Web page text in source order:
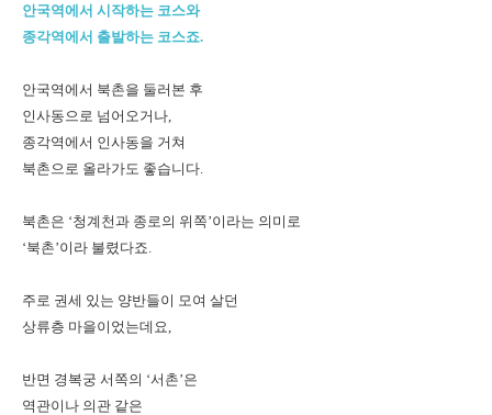
안국역에서 시작하는 코스와
종각역에서 출발하는 코스죠.
안국역에서 북촌을 둘러본 후
인사동으로 넘어오거나,
종각역에서 인사동을 거쳐
북촌으로 올라가도 좋습니다.
북촌은 ‘청계천과 종로의 위쪽’이라는 의미로
‘북촌’이라 불렸다죠.
주로 권세 있는 양반들이 모여 살던
상류층 마을이었는데요,
반면 경복궁 서쪽의 ‘서촌’은
역관이나 의관 같은